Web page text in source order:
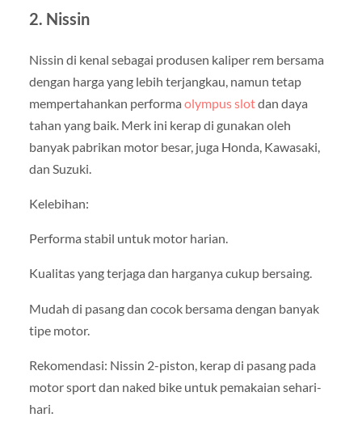
2. Nissin
Nissin di kenal sebagai produsen kaliper rem bersama
dengan harga yang lebih terjangkau, namun tetap
mempertahankan performa olympus slotdan daya
tahan yang baik. Merk ini kerap di gunakan oleh
banyak pabrikan motor besar, juga Honda, Kawasaki,
dan Suzuki.
Kelebihan:
Performa stabil untuk motor harian.
Kualitas yang terjaga dan harganya cukup bersaing.
Mudah di pasang dan cocok bersama dengan banyak
tipe motor.
Rekomendasi: Nissin 2-piston, kerap di pasang pada
motor sport dan naked bike untuk pemakaian sehari-
hari.